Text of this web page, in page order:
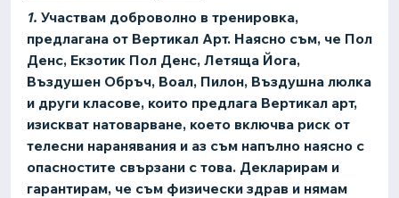
1. Участвам доброволно в тренировка,
предлагана от Вертикал Арт. Наясно съм, че Пол
Денс, Екзотик Пол Денс, Летяща Йога,
Въздушен Обръч, Воал, Пилон, Въздушна люлка
и други класове, които предлага Вертикал арт,
изискват натоварване, което включва риск от
телесни наранявания и аз съм напълно наясно с
опасностите свързани с това. Декларирам и
гарантирам, че съм физически здрав и нямам